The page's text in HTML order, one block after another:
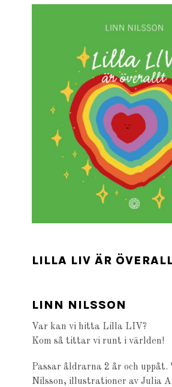
LILLA LIV ÄR
LINN NILSSON
Var kan vi hitta Lilla LIV?
Kom så tittar vi runt i världen!
Passar åldrarna 2 år och uppåt.
Nilsson, illustrationer av Julia